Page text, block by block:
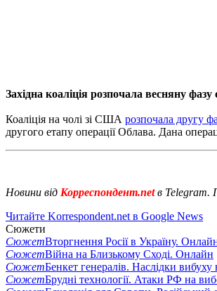
Західна коаліція розпочала весняну фазу
Коаліція на чолі зі США розпочала другу
другого етапу операції Облава. Дана
Новини від Корреспондент.netв Telegram.
Читайте Korrespondent.net в Google News
Сюжети
СюжетВторгнення Росії в Україну.
СюжетВійна на Близькому Сході. Онлайн
СюжетБенкет генералів. Наслідки вибуху
СюжетБрудні технології. Атаки РФ на